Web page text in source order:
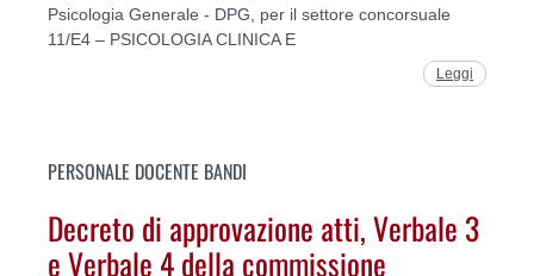
Psicologia Generale - DPG, per il settore concorsuale
11/E4 – PSICOLOGIA CLINICA E
Leggi
PERSONALE DOCENTE BANDI
Decreto di approvazione atti, Verbale 3
e Verbale 4 della commissione